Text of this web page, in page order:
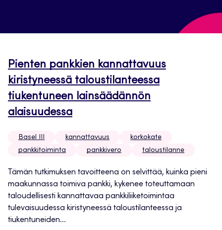
Pienten pankkien kannattavuus
kiristyneessä taloustilanteessa
tiukentuneen lainsäädännön
alaisuudessa
Basel III kannattavuus
korkokate
pankkitoiminta
pankkivero taloustilanne
Tämän tutkimuksen tavoitteena on selvittää, kuinka pieni
maakunnassa toimiva pankki, kykenee toteuttamaan
taloudellisesti kannattavaa pankkiliiketoimintaa
tulevaisuudessa kiristyneessä taloustilanteessa ja
tiukentuneiden...